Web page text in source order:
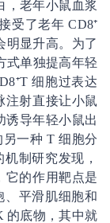
，老年小鼠血浆
受了老年 CD8⁺
明显升高。为了
式单独提高年轻
细胞过表达
注射直接让小鼠
诱导年轻小鼠出
一种 T 细胞分
制研究发现，
它的作用靶点是
、平滑肌细胞和
的底物，其中就